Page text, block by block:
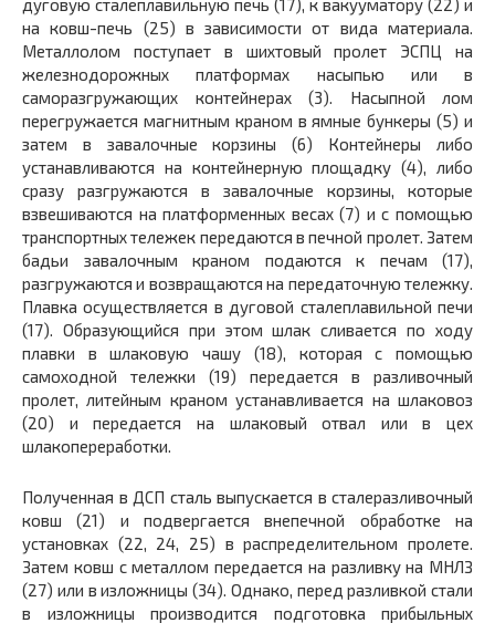
дуговую сталеплавильную печь (17), к вакууматору (22) и
на ковш-печь (25) в зависимости от вида материала.
Металлолом поступает в шихтовый пролет ЭСПЦ на
железнодорожных платформах насыпью или в
саморазгружающих контейнерах (3). Насыпной лом
перегружается магнитным краном в ямные бункеры (5) и
затем в завалочные корзины (6) Контейнеры либо
устанавливаются на контейнерную площадку (4), либо
сразу разгружаются в завалочные корзины, которые
взвешиваются на платформенных весах (7) и с помощью
транспортных тележек передаются в печной пролет. Затем
бадьи завалочным краном подаются к печам (17),
разгружаются и возвращаются на передаточную тележку.
Плавка осуществляется в дуговой сталеплавильной печи
(17). Образующийся при этом шлак сливается по ходу
плавки в шлаковую чашу (18), которая с помощью
самоходной тележки (19) передается в разливочный
пролет, литейным краном устанавливается на шлаковоз
(20) и передается на шлаковый отвал или в цех
шлакопереработки.
Полученная в ДСП сталь выпускается в сталеразливочный
ковш (21) и подвергается внепечной обработке на
установках (22, 24, 25) в распределительном пролете.
Затем ковш с металлом передается на разливку на МНЛЗ
(27) или в изложницы (34). Однако, перед разливкой стали
в изложницы производится подготовка прибыльных